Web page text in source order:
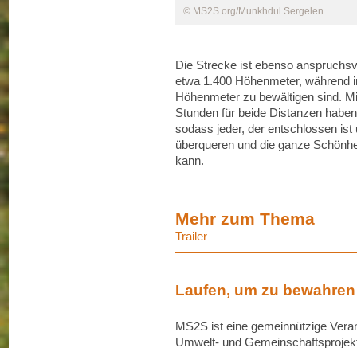
© MS2S.org/Munkhdul Sergelen
Die Strecke ist ebenso
etwa 1.400 Höhenmeter, während
Höhenmeter zu bewältigen sind.
Stunden für beide Distanzen
sodass jeder, der entschlossen ist
überqueren und die ganze
kann.
Mehr zum Thema
Trailer
Laufen, um zu bewahren
MS2S ist eine gemeinnützige
Umwelt- und